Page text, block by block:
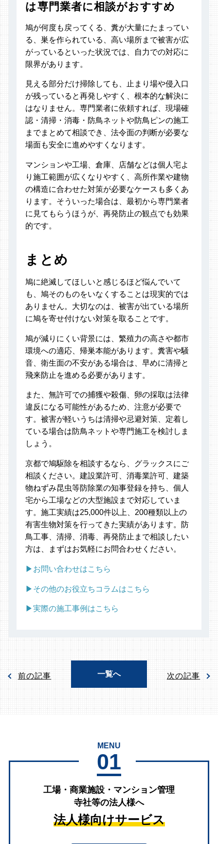
は専門業者に相談がおすすめ
鳩が何度も戻ってくる、糞が大量にたまってい
る、巣を作られている、高い場所まで被害が広
がっているといった状況では、自力での対応に
限界があります。
見える部分だけ掃除しても、止まり場や侵入口
が残っていると再発しやすく、根本的な解決に
はなりません。専門業者に依頼すれば、現場確
認・清掃・消毒・防鳥ネットや防鳥ピンの施工
までまとめて相談でき、法令面の判断が必要な
場面も安全に進めやすくなります。
マンションや工場、倉庫、店舗などは個人宅よ
り施工範囲が広くなりやすく、高所作業や建物
の構造に合わせた対策が必要なケースも多くあ
ります。そういった場合は、最初から専門業者
に見てもらうほうが、再発防止の観点でも効果
的です。
まとめ
鳩に絶滅してほしいと感じるほど悩んでいて
も、鳩そのものをいなくすることは現実的では
ありません。大切なのは、被害が出ている場所
に鳩を寄せ付けない対策を取ることです。
鳩が減りにくい背景には、繁殖力の高さや都市
環境への適応、帰巣本能があります。糞害や騒
音、衛生面の不安がある場合は、早めに清掃と
飛来防止を進める必要があります。
また、無許可での捕獲や殺傷、卵の採取は法律
違反になる可能性があるため、注意が必要で
す。被害が軽いうちは清掃や忌避対策、定着し
ている場合は防鳥ネットや専門施工を検討しま
しょう。
京都で鳩駆除を相談するなら、グラックスにご
相談ください。建設業許可、消毒業許可、建築
物ねずみ昆虫等防除業の知事登録を持ち、個人
宅から工場などの大型施設まで対応していま
す。施工実績は25,000件以上、200種類以上の
有害生物対策を行ってきた実績があります。防
鳥工事、清掃、消毒、再発防止まで相談したい
方は、まずはお気軽にお問合わせください。
▶お問い合わせはこちら
▶その他のお役立ちコラムはこちら
▶実際の施工事例はこちら
前の記事 一覧へ 次の記事
MENU
01
工場・商業施設・マンション管理
寺社等の法人様へ
法人様向けサービス